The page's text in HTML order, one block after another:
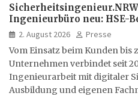
Ingenieurbüro neu: HSE-
hybrid und multimedial
2. August 2026
Presse
Vom Einsatz beim Kunden bis
Unternehmen verbindet seit
Ingenieurarbeit mit digitaler
Ausbildung und eigenen